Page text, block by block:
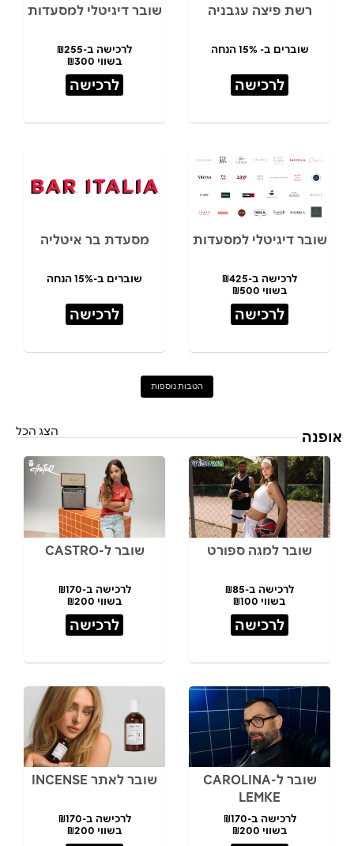
רשת פיצה עגבניה
שוברים ב- 15% הנחה
לרכישה
שובר דיגיטלי למסעדות
לרכישה ב-₪255
בשווי ₪300
לרכישה
שובר דיגיטלי למסעדות
לרכישה ב-₪425
בשווי ₪500
לרכישה
מסעדת בר איטליה
שוברים ב-15% הנחה
לרכישה
הטבות נוספות
אופנה הצג הכל
שובר למגה ספורט
לרכישה ב-₪85
בשווי ₪100
לרכישה
שובר ל-CASTRO
לרכישה ב-₪170
בשווי ₪200
לרכישה
שובר ל-CAROLINA
LEMKE
לרכישה ב-₪170
בשווי ₪200
שובר לאתר INCENSE
לרכישה ב-₪170
בשווי ₪200